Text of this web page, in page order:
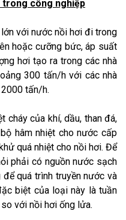
trong công nghiệp
với nước nồi hơi đi trong
hoặc cưỡng bức, áp suất
hơi tạo ra trong các nhà
300 tấn/h với các nhà
tấn/h.
cháy của khí, dầu, than đá,
hâm nhiệt cho nước cấp
quá nhiệt cho nồi hơi. Để
phải có nguồn nước sạch
quá trình truyền nước và
biệt của loại này là tuần
với nồi hơi ống lửa.